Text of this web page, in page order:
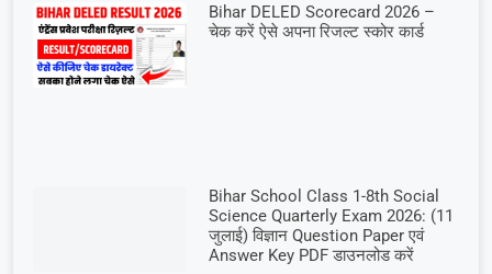
Bihar DELED Scorecard 2026 –
चेक करें ऐसे अपना रिजल्ट स्कोर कार्ड
Bihar School Class 1-8th Social
Science Quarterly Exam 2026: (11
जुलाई) विज्ञान Question Paper एवं
Answer Key PDF डाउनलोड करें